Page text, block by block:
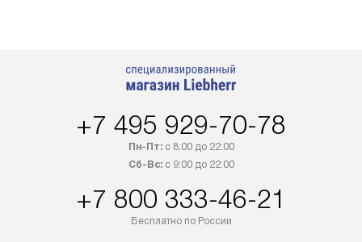
+7 495 929-70-78
Пн-Пт:с 8:00 до 22:00
Сб-Вс:с 9:00 до 22:00
+7 800 333-46-21
Бесплатно по России